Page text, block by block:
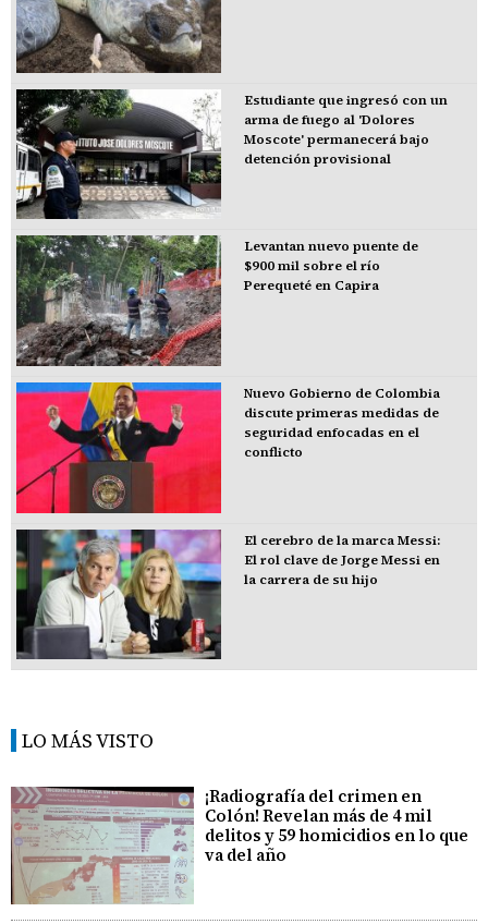
Estudiante que ingresó con un
arma de fuego al 'Dolores
Moscote' permanecerá bajo
detención provisional
Levantan nuevo puente de
$900 mil sobre el río
Perequeté en Capira
Nuevo Gobierno de Colombia
discute primeras medidas de
seguridad enfocadas en el
conflicto
El cerebro de la marca Messi:
El rol clave de Jorge Messi en
la carrera de su hijo
LO MÁS VISTO
¡Radiografía del crimen en
Colón! Revelan más de 4 mil
delitos y 59 homicidios en lo que
va del año